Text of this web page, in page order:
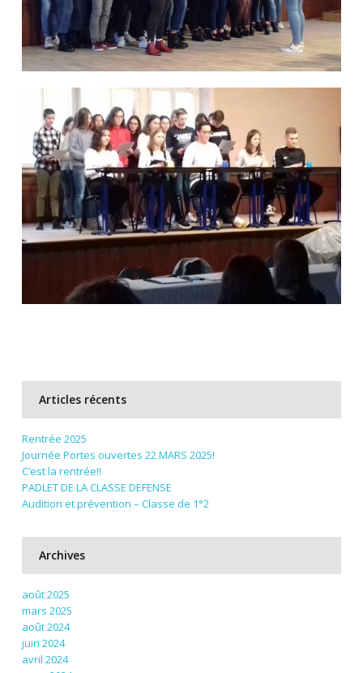
Articles récents
Rentrée 2025
Journée Portes ouvertes 22 MARS 2025!
C’est la rentrée!!
PADLET DE LA CLASSE DEFENSE
Audition et prévention – Classe de 1°2
Archives
août 2025
mars 2025
août 2024
juin 2024
avril 2024